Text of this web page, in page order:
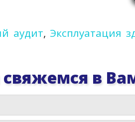
аудит, Эксплуатация
в